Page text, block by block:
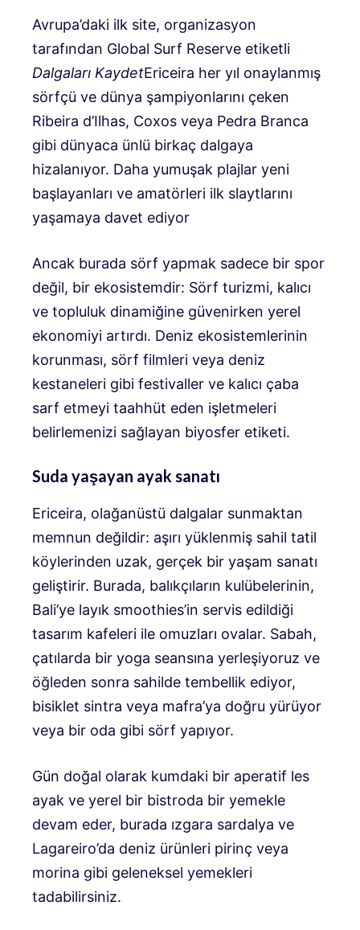
Avrupa’daki ilk site, organizasyon
tarafından Global Surf Reserve etiketli
Dalgaları KaydetEriceira her yıl onaylanmış
sörfçü ve dünya şampiyonlarını çeken
Ribeira d’Ilhas, Coxos veya Pedra Branca
gibi dünyaca ünlü birkaç dalgaya
hizalanıyor. Daha yumuşak plajlar yeni
başlayanları ve amatörleri ilk slaytlarını
yaşamaya davet ediyor
Ancak burada sörf yapmak sadece bir spor
değil, bir ekosistemdir: Sörf turizmi, kalıcı
ve topluluk dinamiğine güvenirken yerel
ekonomiyi artırdı. Deniz ekosistemlerinin
korunması, sörf filmleri veya deniz
kestaneleri gibi festivaller ve kalıcı çaba
sarf etmeyi taahhüt eden işletmeleri
belirlemenizi sağlayan biyosfer etiketi.
Suda yaşayan ayak sanatı
Ericeira, olağanüstü dalgalar sunmaktan
memnun değildir: aşırı yüklenmiş sahil tatil
köylerinden uzak, gerçek bir yaşam sanatı
geliştirir. Burada, balıkçıların kulübelerinin,
Bali’ye layık smoothies’in servis edildiği
tasarım kafeleri ile omuzları ovalar. Sabah,
çatılarda bir yoga seansına yerleşiyoruz ve
öğleden sonra sahilde tembellik ediyor,
bisiklet sintra veya mafra’ya doğru yürüyor
veya bir oda gibi sörf yapıyor.
Gün doğal olarak kumdaki bir aperatif les
ayak ve yerel bir bistroda bir yemekle
devam eder, burada ızgara sardalya ve
Lagareiro’da deniz ürünleri pirinç veya
morina gibi geleneksel yemekleri
tadabilirsiniz.